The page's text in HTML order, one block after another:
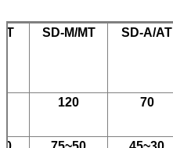
SD-A/AT
SD-M/MT
70
120